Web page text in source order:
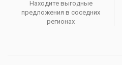
Находите выгодные
предложения в соседних
регионах